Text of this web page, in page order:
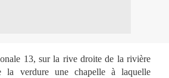
13, sur la rive droite de la rivière
la verdure une chapelle à laquelle